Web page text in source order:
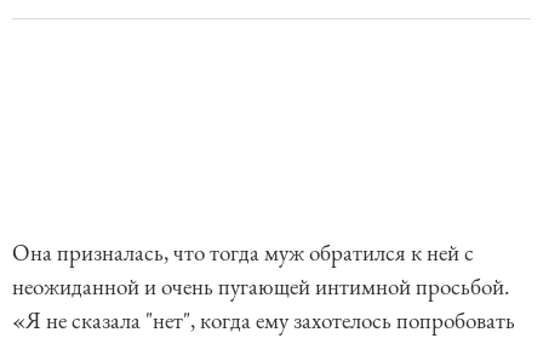
Она призналась, что тогда муж обратился к ней с
неожиданной и очень пугающей интимной просьбой.
«Я не сказала "нет", когда ему захотелось попробовать